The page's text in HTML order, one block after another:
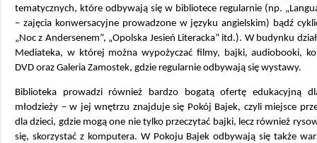
tematycznych, które odbywają się w bibliotece regularnie (np.
– zajęcia konwersacyjne prowadzone w języku angielskim) bądź
„Noc z Andersenem”, „Opolska Jesień Literacka” itd.). W budynku
Mediateka, w której można wypożyczać filmy, bajki, audiobooki,
DVD oraz Galeria Zamostek, gdzie regularnie odbywają się wystawy.
Biblioteka prowadzi również bardzo bogatą ofertę edukacyjną
młodzieży – w jej wnętrzu znajduje się Pokój Bajek, czyli miejsce
dla dzieci, gdzie mogą one nie tylko przeczytać bajki, lecz również
się, skorzystać z komputera. W Pokoju Bajek odbywają się także